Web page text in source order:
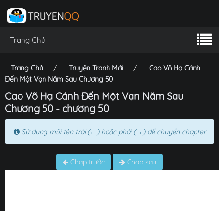
Trang Chủ
Trang Chủ Truyện Tranh Mới
Cao Võ Hạ Cánh
Đến Một Vạn Năm Sau Chương 50
Cao Võ Hạ Cánh Đến Một Vạn Năm Sau
Chương 50 - chương 50
Sử dụng mũi tên trái (←) hoặc phải (→) để chuyển chapter
Chap trước Chap sau